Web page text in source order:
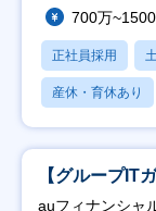
700万
正社員採用
産休・育休あり
【グループIT
auフィナンシャ